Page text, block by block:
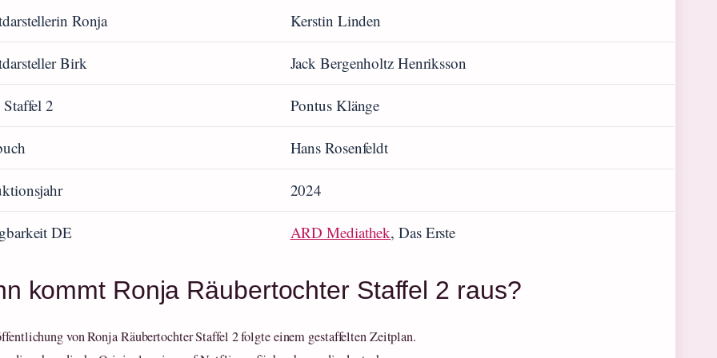
Ronja Kerstin Linden
Birk Jack Bergenholtz Henriksson
2 Pontus Klänge
Hans Rosenfeldt
2024
DE ARD Mediathek, Das Erste
kommt Ronja Räubertochter Staffel 2 raus?
von Ronja Räubertochter Staffel 2 folgte einem gestaffelten Zeitplan.